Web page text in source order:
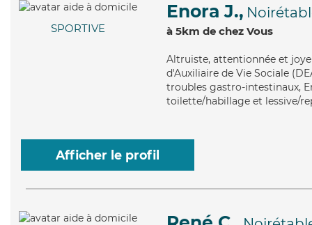
SPORTIVE
Enora J.,
à 5km de chez Vous
Altruiste, attentionnée et
d'Auxiliaire de Vie Sociale
troubles gastro-intestinaux,
toilette/habillage et lessive/
Afficher le profil